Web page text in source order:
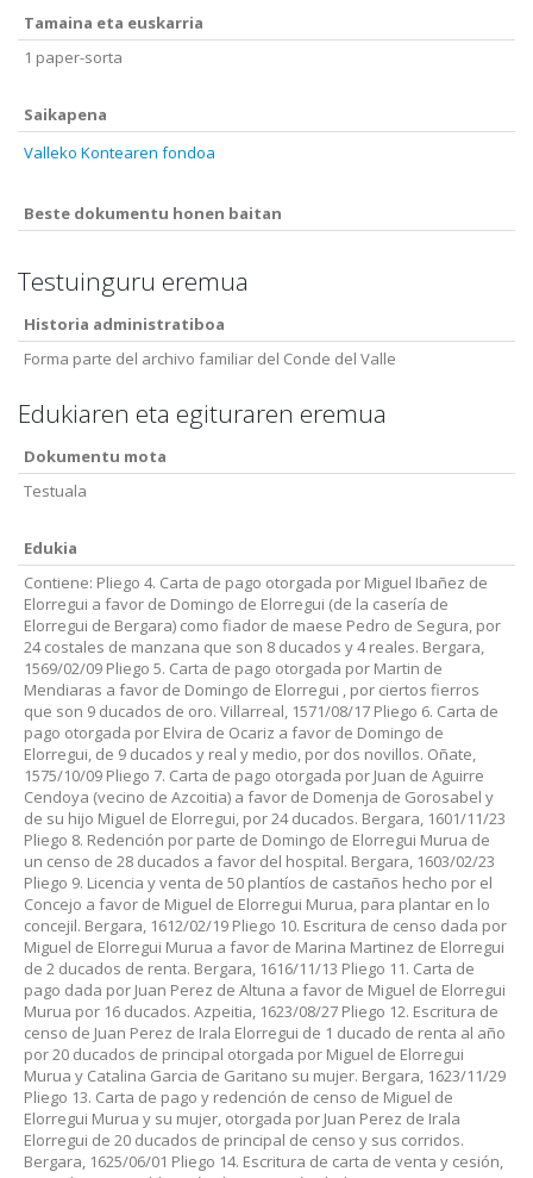
Tamaina eta euskarria
1 paper-sorta
Saikapena
Valleko Kontearen fondoa
Beste dokumentu honen baitan
Testuinguru eremua
Historia administratiboa
Forma parte del archivo familiar del Conde del Valle
Edukiaren eta egituraren eremua
Dokumentu mota
Testuala
Edukia
Contiene: Pliego 4. Carta de pago otorgada por Miguel Ibañez de
Elorregui a favor de Domingo de Elorregui (de la casería de
Elorregui de Bergara) como fiador de maese Pedro de Segura, por
24 costales de manzana que son 8 ducados y 4 reales. Bergara,
1569/02/09 Pliego 5. Carta de pago otorgada por Martin de
Mendiaras a favor de Domingo de Elorregui , por ciertos fierros
que son 9 ducados de oro. Villarreal, 1571/08/17 Pliego 6. Carta de
pago otorgada por Elvira de Ocariz a favor de Domingo de
Elorregui, de 9 ducados y real y medio, por dos novillos. Oñate,
1575/10/09 Pliego 7. Carta de pago otorgada por Juan de Aguirre
Cendoya (vecino de Azcoitia) a favor de Domenja de Gorosabel y
de su hijo Miguel de Elorregui, por 24 ducados. Bergara, 1601/11/23
Pliego 8. Redención por parte de Domingo de Elorregui Murua de
un censo de 28 ducados a favor del hospital. Bergara, 1603/02/23
Pliego 9. Licencia y venta de 50 plantíos de castaños hecho por el
Concejo a favor de Miguel de Elorregui Murua, para plantar en lo
concejil. Bergara, 1612/02/19 Pliego 10. Escritura de censo dada por
Miguel de Elorregui Murua a favor de Marina Martinez de Elorregui
de 2 ducados de renta. Bergara, 1616/11/13 Pliego 11. Carta de
pago dada por Juan Perez de Altuna a favor de Miguel de Elorregui
Murua por 16 ducados. Azpeitia, 1623/08/27 Pliego 12. Escritura de
censo de Juan Perez de Irala Elorregui de 1 ducado de renta al año
por 20 ducados de principal otorgada por Miguel de Elorregui
Murua y Catalina Garcia de Garitano su mujer. Bergara, 1623/11/29
Pliego 13. Carta de pago y redención de censo de Miguel de
Elorregui Murua y su mujer, otorgada por Juan Perez de Irala
Elorregui de 20 ducados de principal de censo y sus corridos.
Bergara, 1625/06/01 Pliego 14. Escritura de carta de venta y cesión,